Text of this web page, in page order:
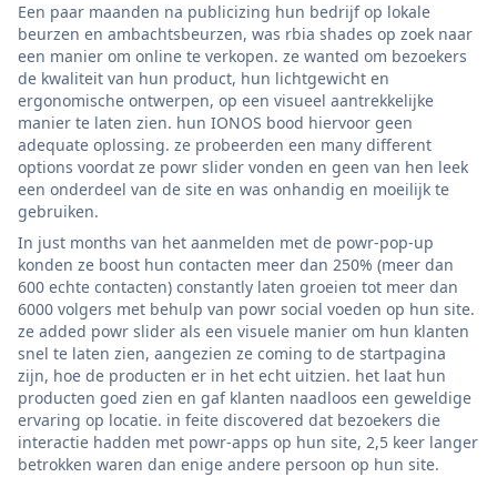
Een paar maanden na publicizing hun bedrijf op lokale
beurzen en ambachtsbeurzen, was rbia shades op zoek naar
een manier om online te verkopen. ze wanted om bezoekers
de kwaliteit van hun product, hun lichtgewicht en
ergonomische ontwerpen, op een visueel aantrekkelijke
manier te laten zien. hun IONOS bood hiervoor geen
adequate oplossing. ze probeerden een many different
options voordat ze powr slider vonden en geen van hen leek
een onderdeel van de site en was onhandig en moeilijk te
gebruiken.
In just months van het aanmelden met de powr-pop-up
konden ze boost hun contacten meer dan 250% (meer dan
600 echte contacten) constantly laten groeien tot meer dan
6000 volgers met behulp van powr social voeden op hun site.
ze added powr slider als een visuele manier om hun klanten
snel te laten zien, aangezien ze coming to de startpagina
zijn, hoe de producten er in het echt uitzien. het laat hun
producten goed zien en gaf klanten naadloos een geweldige
ervaring op locatie. in feite discovered dat bezoekers die
interactie hadden met powr-apps op hun site, 2,5 keer langer
betrokken waren dan enige andere persoon op hun site.